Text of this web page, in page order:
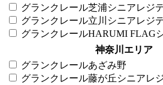
グランクレール芝浦シニアレジ
グランクレール立川シニアレジ
グランクレールHARUMI FLAG
神奈川エリア
グランクレールあざみ野
グランクレール藤が丘シニアレ